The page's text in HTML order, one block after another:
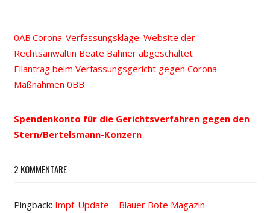
Beitrags-
Navigation
Vorheriger
Beitrag:
Corona-Verfassungsklage: Website der
Rechtsanwältin Beate Bahner abgeschaltet
Nächster
Beitrag:
Eilantrag beim Verfassungsgericht gegen Corona-
Maßnahmen
Spendenkonto für die Gerichtsverfahren gegen den
Stern/Bertelsmann-Konzern
2 KOMMENTARE
Pingback: Impf-Update – Blauer Bote Magazin –